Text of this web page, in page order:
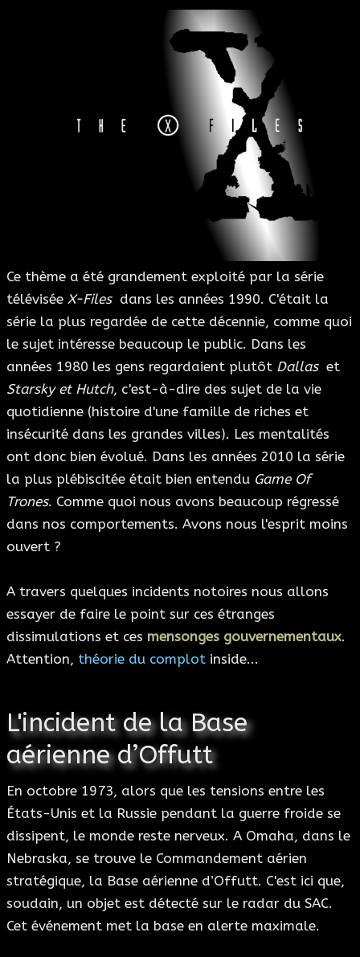
Ce thème a été grandement exploité par la série
télévisée X-Files dans les années 1990. C'était la
série la plus regardée de cette décennie, comme quoi
le sujet intéresse beaucoup le public. Dans les
années 1980 les gens regardaient plutôt Dallas et
Starsky et Hutch, c'est-à-dire des sujet de la vie
quotidienne (histoire d'une famille de riches et
insécurité dans les grandes villes). Les mentalités
ont donc bien évolué. Dans les années 2010 la série
la plus plébiscitée était bien entendu Game Of
Trones. Comme quoi nous avons beaucoup régressé
dans nos comportements. Avons nous l'esprit moins
ouvert ?
A travers quelques incidents notoires nous allons
essayer de faire le point sur ces étranges
dissimulations et ces mensonges gouvernementaux.
Attention, théorie du complot inside...
L'incident de la Base
aérienne d’Offutt
En octobre 1973, alors que les tensions entre les
États-Unis et la Russie pendant la guerre froide se
dissipent, le monde reste nerveux. A Omaha, dans le
Nebraska, se trouve le Commandement aérien
stratégique, la Base aérienne d’Offutt. C'est ici que,
soudain, un objet est détecté sur le radar du SAC.
Cet événement met la base en alerte maximale.